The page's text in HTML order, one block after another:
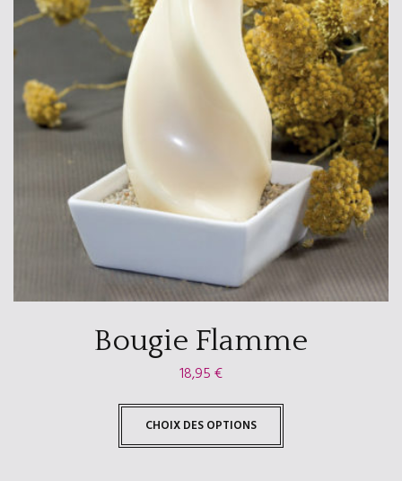
Bougie Flamme
18,95€
CHOIX DES OPTIONS